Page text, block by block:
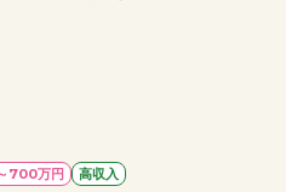
700万円 高収入